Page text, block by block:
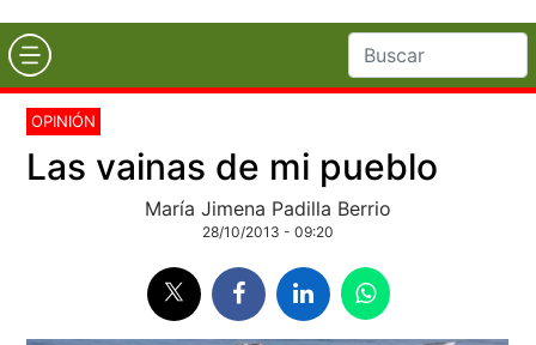
OPINIÓN
Las vainas de mi pueblo
María Jimena Padilla Berrio
28/10/2013 - 09:20